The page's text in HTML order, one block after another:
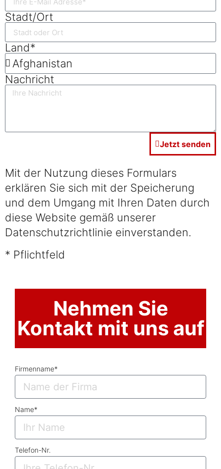
Stadt/Ort
Land*
Nachricht
Jetzt senden
Mit der Nutzung dieses Formulars
erklären Sie sich mit der Speicherung
und dem Umgang mit Ihren Daten durch
diese Website gemäß unserer
Datenschutzrichtlinie einverstanden.
* Pflichtfeld
Nehmen Sie
Kontakt mit uns auf
Firmenname*
Name*
Telefon-Nr.